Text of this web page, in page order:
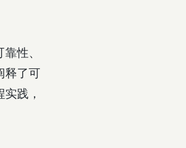
性、
释了可
践，